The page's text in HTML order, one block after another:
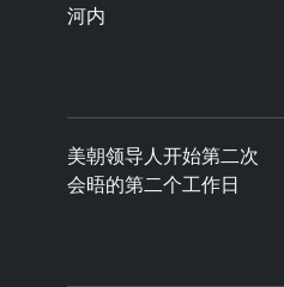
河内
美朝领导人开始第二次
会晤的第二个工作日